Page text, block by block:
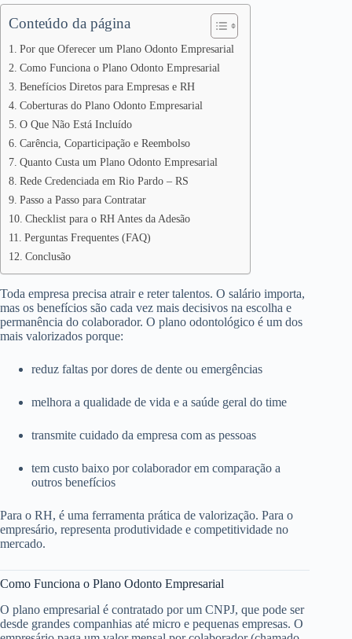
Conteúdo da página
Por que Oferecer um Plano Odonto Empresarial
Como Funciona o Plano Odonto Empresarial
Benefícios Diretos para Empresas e RH
Coberturas do Plano Odonto Empresarial
O Que Não Está Incluído
Carência, Coparticipação e Reembolso
Quanto Custa um Plano Odonto Empresarial
Rede Credenciada em Rio Pardo – RS
Passo a Passo para Contratar
Checklist para o RH Antes da Adesão
Perguntas Frequentes (FAQ)
Conclusão
Toda empresa precisa atrair e reter talentos. O salário importa,
mas os benefícios são cada vez mais decisivos na escolha e
permanência do colaborador. O plano odontológico é um dos
mais valorizados porque:
reduz faltas por dores de dente ou emergências
melhora a qualidade de vida e a saúde geral do time
transmite cuidado da empresa com as pessoas
tem custo baixo por colaborador em comparação a
outros benefícios
Para o RH, é uma ferramenta prática de valorização. Para o
empresário, representa produtividade e competitividade no
mercado.
Como Funciona o Plano Odonto Empresarial
O plano empresarial é contratado por um CNPJ, que pode ser
desde grandes companhias até micro e pequenas empresas. O